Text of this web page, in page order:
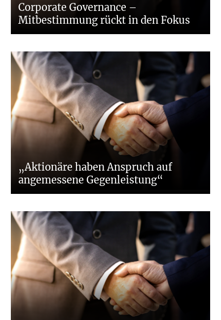
Corporate Governance –
Mitbestimmung rückt in den Fokus
„Aktionäre haben Anspruch auf
angemessene Gegenleistung“